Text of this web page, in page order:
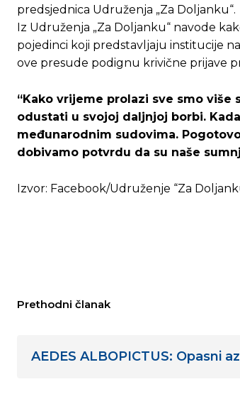
predsjednica Udruženja „Za Doljanku“.
Iz Udruženja „Za Doljanku“ navode
pojedinci koji predstavljaju institucije
ove presude podignu krivične prijave
“Kako vrijeme prolazi sve smo
odustati u svojoj daljnjoj borbi.
međunarodnim sudovima.
dobivamo potvrdu da su naše
Izvor: Facebook/Udruženje “Za
Prethodni članak
AEDES ALBOPICTUS: Opasni